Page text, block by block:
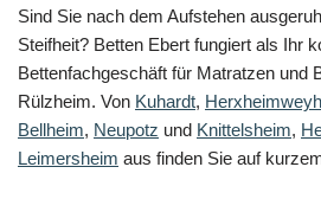
Sind Sie nach dem Aufstehen
Steifheit? Betten Ebert fungiert als Ihr
Bettenfachgeschäft für Matratzen und
Rülzheim. Von Kuhardt,
Bellheim, Neupotz und Knittelsheim,
Leimersheim aus finden Sie auf